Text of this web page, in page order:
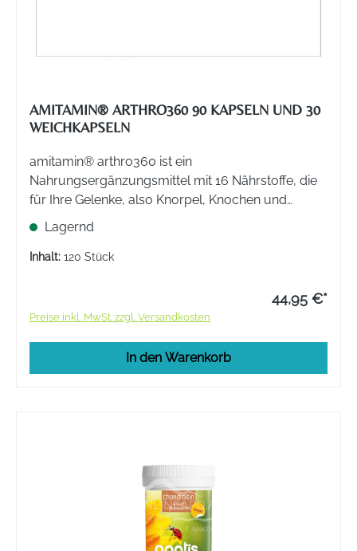
AMITAMIN® ARTHRO360 90 KAPSELN UND 30
WEICHKAPSELN
amitamin® arthro360 ist ein
Nahrungsergänzungsmittel mit 16 Nährstoffe, die
für Ihre Gelenke, also Knorpel, Knochen und
Bindegewebe, wichtig sind.
Lagernd
Inhalt: 120 Stück
44,95 €*
Preise inkl. MwSt. zzgl. Versandkosten
In den Warenkorb